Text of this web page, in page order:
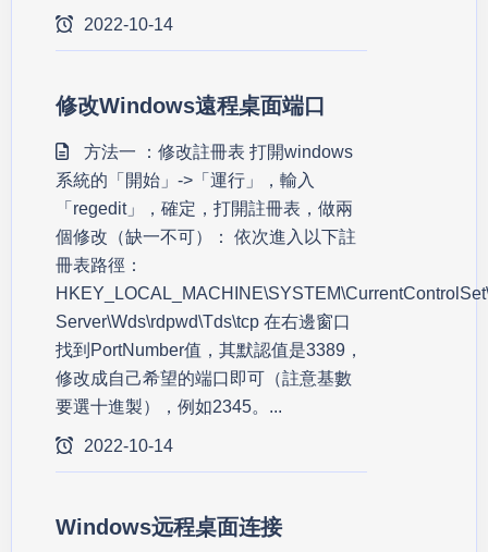
2022-10-14
修改Windows遠程桌面端口
方法一 ：修改註冊表 打開windows
系統的「開始」->「運行」，輸入
「regedit」，確定，打開註冊表，做兩
個修改（缺一不可）： 依次進入以下註
冊表路徑：
Server\Wds\rdpwd\Tds\tcp 在右邊窗口
找到PortNumber值，其默認值是3389，
修改成自己希望的端口即可（註意基數
要選十進製），例如2345。...
2022-10-14
Windows远程桌面连接